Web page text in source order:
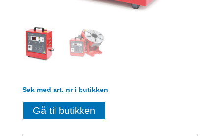
Søk med art. nr i butikken
Gå til butikken